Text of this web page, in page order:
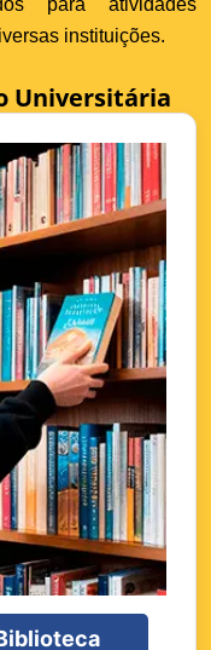
para atividades
instituições.
Universitária